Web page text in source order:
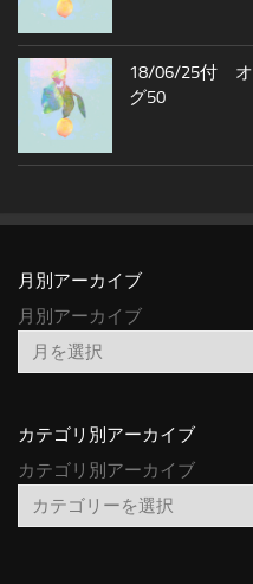
18/06/25付 オ
グ50
月別アーカイブ
月別アーカイブ
カテゴリ別アーカイブ
カテゴリ別アーカイブ